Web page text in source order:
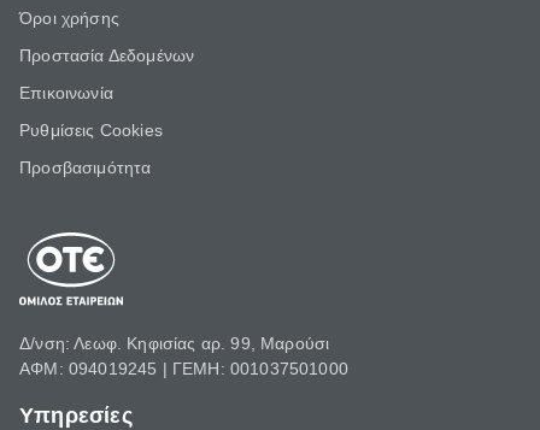
Όροι χρήσης
Προστασία Δεδομένων
Επικοινωνία
Ρυθμίσεις Cookies
Προσβασιμότητα
Δ/νση: Λεωφ. Κηφισίας αρ. 99, Μαρούσι
ΑΦΜ: 094019245 | ΓΕΜΗ: 001037501000
Υπηρεσίες